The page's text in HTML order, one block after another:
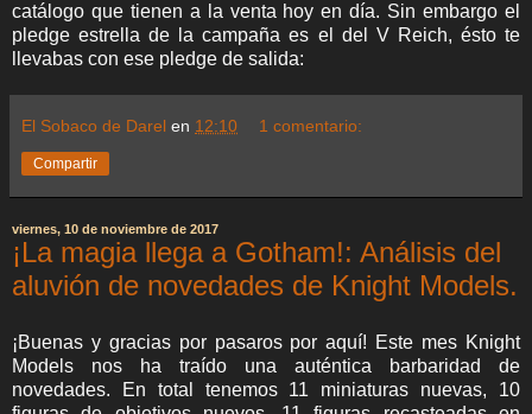
catálogo que tienen a la venta hoy en día. Sin embargo el
pledge estrella de la campaña es el del V Reich, ésto te
llevabas con ese pledge de salida:
El Sobaco de Darel en 12:10 1 comentario:
Compartir
viernes, 10 de noviembre de 2017
¡La magia llega a Gotham!: Análisis del
aluvión de novedades de Knight Models.
¡Buenas y gracias por pasaros por aquí! Este mes Knight
Models nos ha traído una auténtica barbaridad de
novedades. En total tenemos 11 miniaturas nuevas, 10